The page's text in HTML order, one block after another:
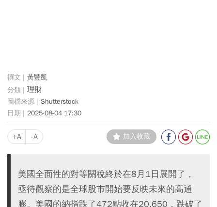
黃豐凱
理財
Shutterstock
2025-08-04 17:30
+A -A 加入收藏
美國全面性的對等關稅終於在8月1日展開了，
亟待觀察的是全球股市開始要反映未來的高通
膨。美國的納指跌了472點收在20,650，跌破了